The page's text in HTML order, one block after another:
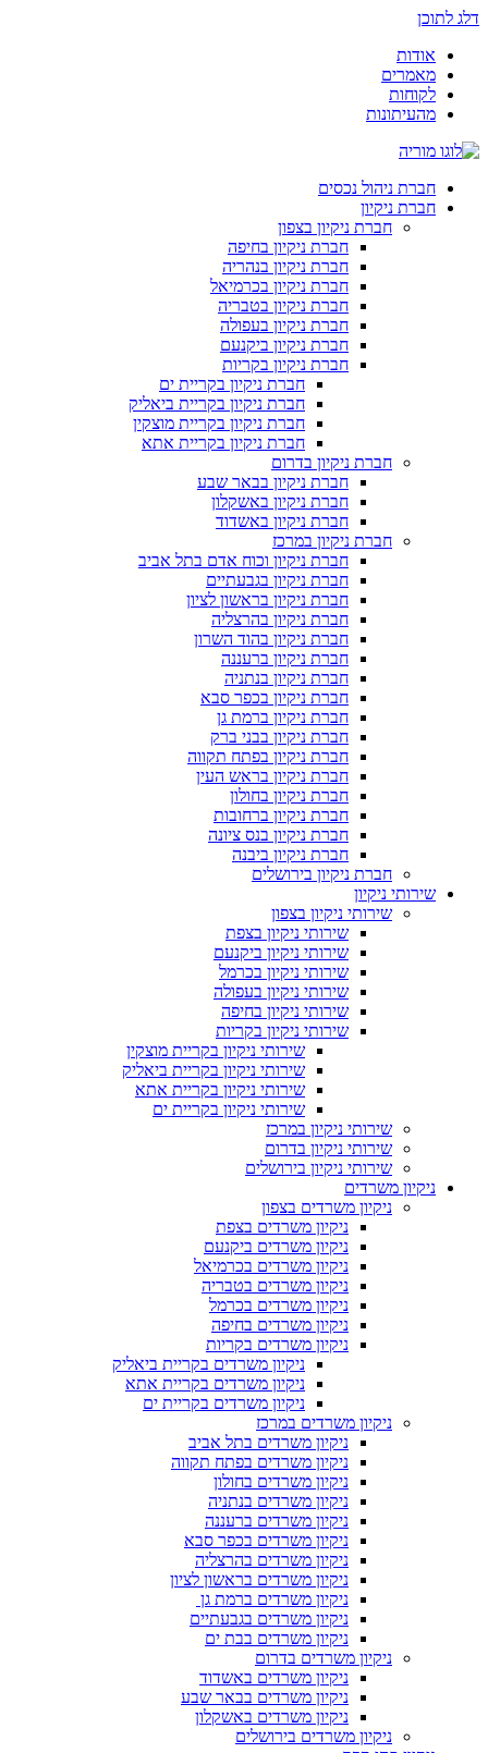
דלג לתוכן
אודות
מאמרים
לקוחות
מהעיתונות
חברת ניהול נכסים
חברת ניקיון
חברת ניקיון בצפון
חברת ניקיון בחיפה
חברת ניקיון בנהריה
חברת ניקיון בכרמיאל
חברת ניקיון בטבריה
חברת ניקיון בעפולה
חברת ניקיון ביקנעם
חברת ניקיון בקריות
חברת ניקיון בקריית ים
חברת ניקיון בקריית ביאליק
חברת ניקיון בקריית מוצקין
חברת ניקיון בקריית אתא
חברת ניקיון בדרום
חברת ניקיון בבאר שבע
חברת ניקיון באשקלון
חברת ניקיון באשדוד
חברת ניקיון במרכז
חברת ניקיון וכוח אדם בתל אביב
חברת ניקיון בגבעתיים
חברת ניקיון בראשון לציון
חברת ניקיון בהרצליה
חברת ניקיון בהוד השרון
חברת ניקיון ברעננה
חברת ניקיון בנתניה
חברת ניקיון בכפר סבא
חברת ניקיון ברמת גן
חברת ניקיון בבני ברק
חברת ניקיון בפתח תקווה
חברת ניקיון בראש העין
חברת ניקיון בחולון
חברת ניקיון ברחובות
חברת ניקיון בנס ציונה
חברת ניקיון ביבנה
חברת ניקיון בירושלים
שירותי ניקיון
שירותי ניקיון בצפון
שירותי ניקיון בצפת
שירותי ניקיון ביקנעם
שירותי ניקיון בכרמל
שירותי ניקיון בעפולה
שירותי ניקיון בחיפה
שירותי ניקיון בקריות
שירותי ניקיון בקריית מוצקין
שירותי ניקיון בקריית ביאליק
שירותי ניקיון בקריית אתא
שירותי ניקיון בקריית ים
שירותי ניקיון במרכז
שירותי ניקיון בדרום
שירותי ניקיון בירושלים
ניקיון משרדים
ניקיון משרדים בצפון
ניקיון משרדים בצפת
ניקיון משרדים ביקנעם
ניקיון משרדים בכרמיאל
ניקיון משרדים בטבריה
ניקיון משרדים בכרמל
ניקיון משרדים בחיפה
ניקיון משרדים בקריות
ניקיון משרדים בקריית ביאליק
ניקיון משרדים בקריית אתא
ניקיון משרדים בקריית ים
ניקיון משרדים במרכז
ניקיון משרדים בתל אביב
ניקיון משרדים בפתח תקווה
ניקיון משרדים בחולון
ניקיון משרדים בנתניה
ניקיון משרדים ברעננה
ניקיון משרדים בכפר סבא
ניקיון משרדים בהרצליה
ניקיון משרדים בראשון לציון
ניקיון משרדים ברמת גן
ניקיון משרדים בגבעתיים
ניקיון משרדים בבת ים
ניקיון משרדים בדרום
ניקיון משרדים באשדוד
ניקיון משרדים בבאר שבע
ניקיון משרדים באשקלון
ניקיון משרדים בירושלים